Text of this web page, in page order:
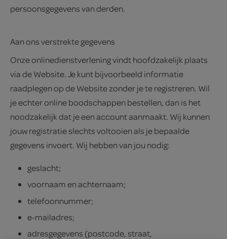
persoonsgegevens van derden.
Aan ons verstrekte gegevens
Onze onlinedienstverlening vindt hoofdzakelijk plaats
via de Website. Je kunt bijvoorbeeld informatie
raadplegen op de Website zonder je te registreren. Wil
je echter online boodschappen bestellen, dan is het
noodzakelijk dat je een account aanmaakt. Wij kunnen
jouw registratie slechts voltooien als je bepaalde
gegevens invoert. Wij hebben van jou nodig:
geslacht;
voornaam en achternaam;
telefoonnummer;
e-mailadres;
adresgegevens (postcode, straat,